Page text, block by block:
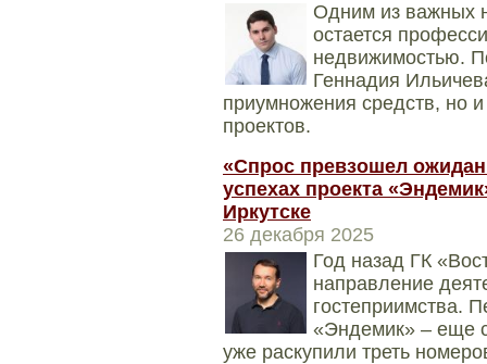
Одним из важных
остается
недвижимостью.
Геннадия
приумножения средств, но
проектов.
«Спрос превзошел
успехах проекта
Иркутске
26 декабря 2025
Год назад ГК
направление
гостеприимства.
«Эндемик» – еще
уже раскупили треть